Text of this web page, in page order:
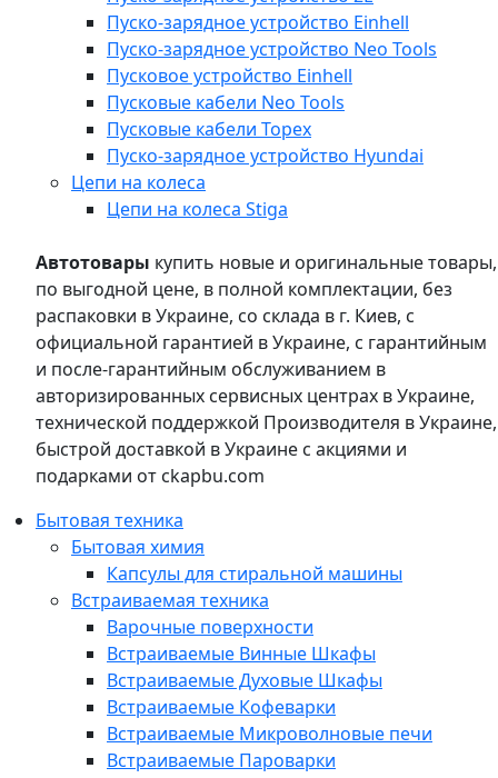
Пуско-зарядное устройство Einhell
Пуско-зарядное устройство Neo Tools
Пусковое устройство Einhell
Пусковые кабели Neo Tools
Пусковые кабели Topex
Пуско-зарядное устройство Hyundai
Цепи на колеса
Цепи на колеса Stiga
Автотовары купить новые и оригинальные товары,
по выгодной цене, в полной комплектации, без
распаковки в Украине, со склада в г. Киев, с
официальной гарантией в Украине, с гарантийным
и после-гарантийным обслуживанием в
авторизированных сервисных центрах в Украине,
технической поддержкой Производителя в Украине,
быстрой доставкой в Украине с акциями и
подарками от ckapbu.com
Бытовая техника
Бытовая химия
Капсулы для стиральной машины
Встраиваемая техника
Варочные поверхности
Встраиваемые Винные Шкафы
Встраиваемые Духовые Шкафы
Встраиваемые Кофеварки
Встраиваемые Микроволновые печи
Встраиваемые Пароварки